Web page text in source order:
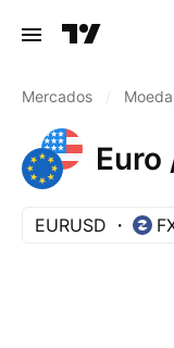
Mercados
Euro
EURUSD